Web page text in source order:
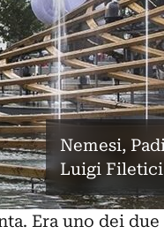
Nemesi,
Luigi Filetici
Era uno dei due